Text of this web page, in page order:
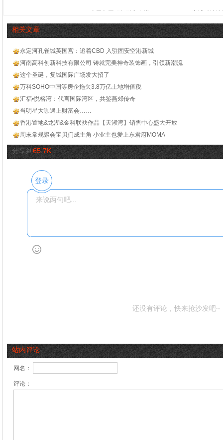
相关文章
永定河孔雀城英国宫：追着CBD 入驻固安空港新城
河南高科创新科技有限公司 铸就完美神奇装饰画，引领新潮流
这个圣诞，复城国际广场发大招了
万科SOHO中国等房企拖欠3.8万亿土地增值税
汇福•悦榕湾：代言国际湾区，共鉴燕郊传奇
当明星大咖遇上财富会……
香港置地&龙湖&金科联袂作品【天湖湾】销售中心盛大开放
周末常规聚会宝贝们成主角 小业主也爱上东君府MOMA
分享到65.7K
登录
还没有评论，快来抢沙发吧~
站内评论
网名：
评论：